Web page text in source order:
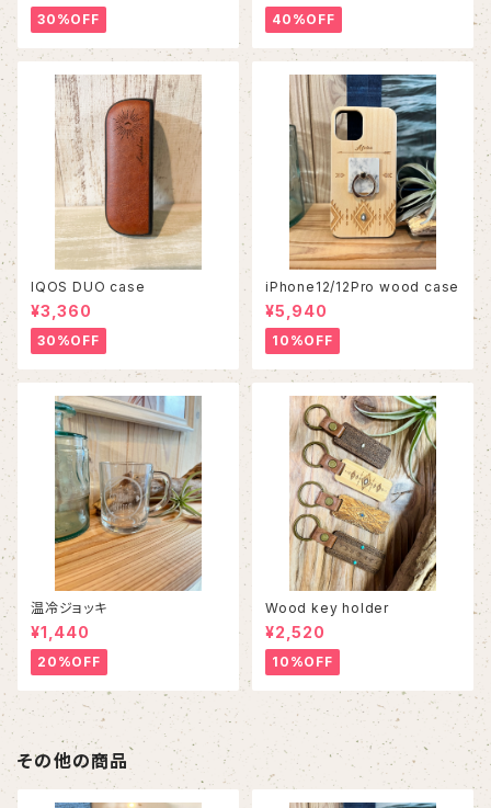
30%OFF 40%OFF
IQOS DUO case
¥3,360
30%OFF
iPhone12/12Pro wood case
¥5,940
10%OFF
温冷ジョッキ
¥1,440
20%OFF
Wood key holder
¥2,520
10%OFF
その他の商品